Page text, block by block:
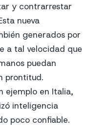
y contrarrestar
nueva
generados por
a tal velocidad que
puedan
prontitud.
ejemplo en Italia,
inteligencia
poco confiable.